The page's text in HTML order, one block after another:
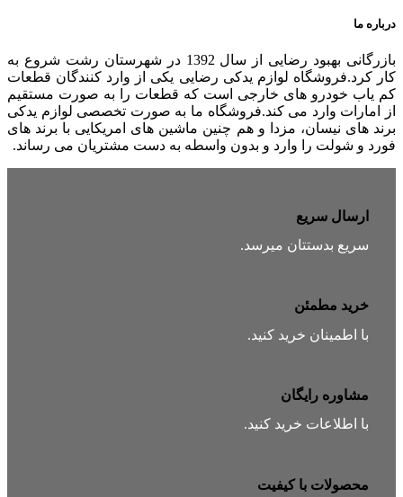
درباره ما
بازرگانی بهبود رضایی از سال 1392 در شهرستان رشت شروع به
کار کرد.فروشگاه لوازم یدکی رضایی یکی از وارد کنندگان قطعات
کم یاب خودرو های خارجی است که قطعات را به صورت مستقیم
از امارات وارد می کند.فروشگاه ما به صورت تخصصی لوازم یدکی
برند های نیسان، مزدا و هم چنین ماشین های امریکایی با برند های
فورد و شولت را وارد و بدون واسطه به دست مشتریان می رساند.
ارسال سریع
سریع بدستتان میرسد.
خرید مطمئن
با اطمینان خرید کنید.
مشاوره رایگان
با اطلاعات خرید کنید.
محصولات با کیفیت